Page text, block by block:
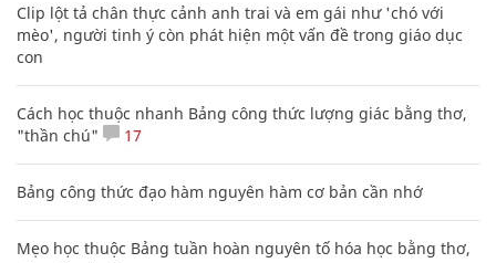
Clip lột tả chân thực cảnh anh trai và em gái như 'chó với
mèo', người tinh ý còn phát hiện một vấn đề trong giáo dục
con
Cách học thuộc nhanh Bảng công thức lượng giác bằng thơ,
"thần chú"
17
Bảng công thức đạo hàm nguyên hàm cơ bản cần nhớ
Mẹo học thuộc Bảng tuần hoàn nguyên tố hóa học bằng thơ,